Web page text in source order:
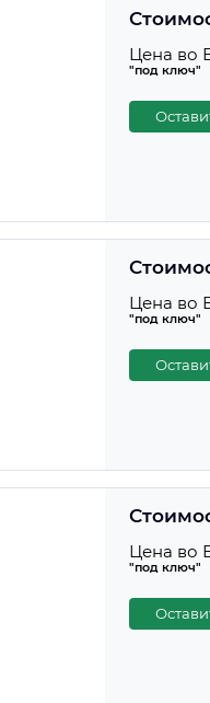
Цена во
"под ключ"
Цена во
"под ключ"
Цена во
"под ключ"